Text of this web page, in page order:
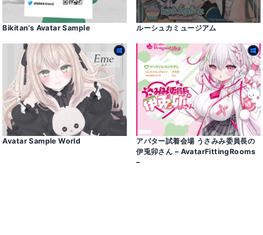
Bikitan’s Avatar Sample ルーシュカミュージアム
Avatar Sample World
アバター試着会場 うさみみ委員長の
伊兎卯さん – AvatarFittingRooms
–